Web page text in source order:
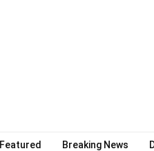
Featured Breaking News